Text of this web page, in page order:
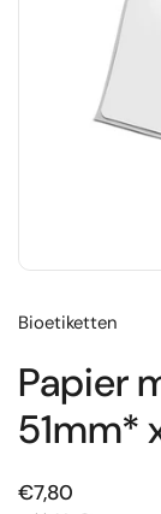
Bioetiketten
Papier
51mm*
€7,80